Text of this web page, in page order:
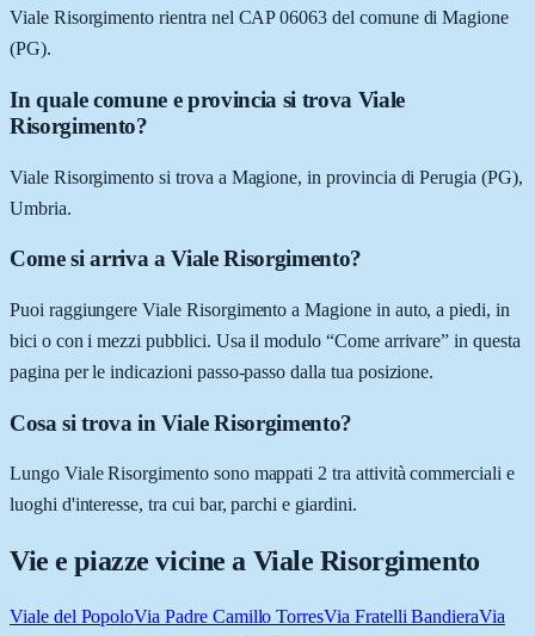
Viale Risorgimento rientra nel CAP 06063 del comune di Magione
(PG).
In quale comune e provincia si trova Viale
Risorgimento?
Viale Risorgimento si trova a Magione, in provincia di Perugia (PG),
Umbria.
Come si arriva a Viale Risorgimento?
Puoi raggiungere Viale Risorgimento a Magione in auto, a piedi, in
bici o con i mezzi pubblici. Usa il modulo “Come arrivare” in questa
pagina per le indicazioni passo-passo dalla tua posizione.
Cosa si trova in Viale Risorgimento?
Lungo Viale Risorgimento sono mappati 2 tra attività commerciali e
luoghi d'interesse, tra cui bar, parchi e giardini.
Vie e piazze vicine a Viale Risorgimento
Viale del PopoloVia Padre Camillo TorresVia Fratelli BandieraVia